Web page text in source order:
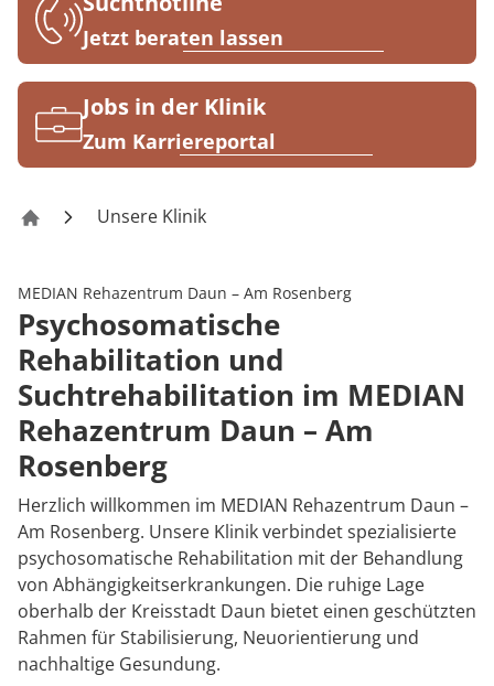
Blog
Karriere
Jetzt beraten lassen
Jobs in der Klinik
Zum Karriereportal
Rehazentrum Daun – Am Rosenberg
Unsere Klinik
MEDIAN Rehazentrum Daun – Am Rosenberg
Psychosomatische
Rehabilitation und
Suchtrehabilitation im MEDIAN
Rehazentrum Daun – Am
Rosenberg
Herzlich willkommen im MEDIAN Rehazentrum Daun –
Am Rosenberg. Unsere Klinik verbindet spezialisierte
psychosomatische Rehabilitation mit der Behandlung
von Abhängigkeitserkrankungen. Die ruhige Lage
oberhalb der Kreisstadt Daun bietet einen geschützten
Rahmen für Stabilisierung, Neuorientierung und
nachhaltige Gesundung.